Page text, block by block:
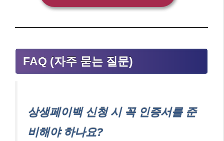
FAQ (자주 묻는 질문)
상생페이백 신청 시 꼭 인증서를 준
비해야 하나요?